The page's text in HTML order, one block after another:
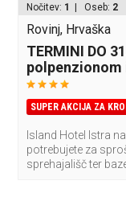
Nočitev: 1 | Oseb: 2
Rovinj, Hrvaška
TERMINI DO
polpenzionom
SUPER AKCIJA ZA
Island Hotel Istra
potrebujete za
sprehajališč ter